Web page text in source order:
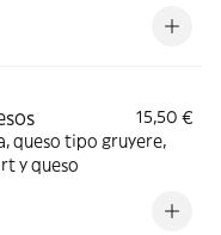
15,50 €
queso tipo gruyere,
y queso